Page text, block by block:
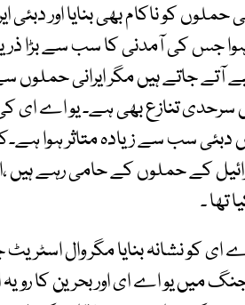
حملوں کو ناکام بھی بنایا اور
ہوا جس کی آمدنی کا سب سے بڑا
آتے جاتے ہیں مگر ایرانی حملوں
سرحدی تنازع بھی ہے۔ یو اے ای
سب سے زیادہ متاثر ہوا
کے حملوں کے حامی رہے ہیں
تھا ۔
ای کو نشانہ بنایا مگر وال
میں یو اے ای اور بحرین کا رویہ